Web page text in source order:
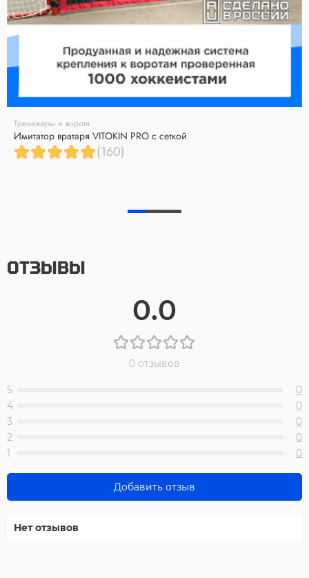
Тренажеры и ворота
Имитатор вратаря VITOKIN PRO с сеткой
(160)
ОТЗЫВЫ
0.0
0 отзывов
5
0
4
0
3
0
2
0
1
0
Добавить отзыв
Нет отзывов